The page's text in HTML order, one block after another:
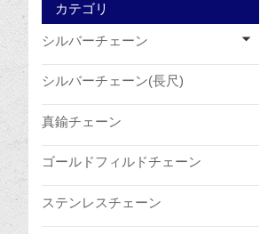
カテゴリ
シルバーチェーン
シルバーチェーン(長尺)
真鍮チェーン
ゴールドフィルドチェーン
ステンレスチェーン